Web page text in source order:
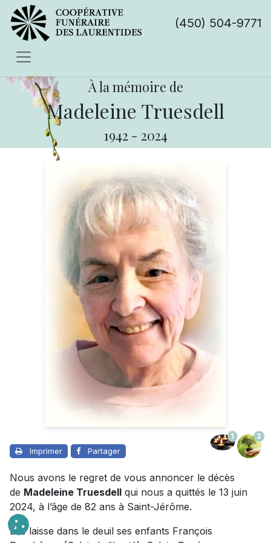
(450) 504-9771
À la mémoire de
Madeleine Truesdell
1942 - 2024
Imprimer Partager
1 2
Nous avons le regret de vous annoncer le décès
de Madeleine Truesdell qui nous a quittés le 13 juin
2024, à l’âge de 82 ans à Saint-Jérôme.
Elle laisse dans le deuil ses enfants François